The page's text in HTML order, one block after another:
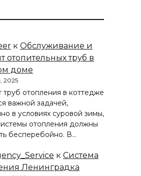
к Обслуживание и
отопительных труб в
доме
2025
труб отопления в коттедже
важной задачей,
в условиях суровой зимы,
отопления должны
бесперебойно. В…
к Система
Ленинградка